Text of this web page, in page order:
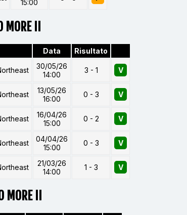
15:00
II
Data
Risultato
30/05/26
14:00
3 - 1 V
13/05/26
16:00
0 - 3 V
16/04/26
15:00
0 - 2 V
04/04/26
15:00
0 - 3 V
21/03/26
14:00
1 - 3 V
II